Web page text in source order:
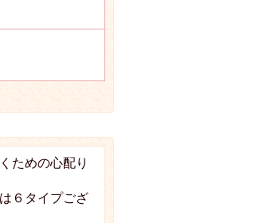
ための心配り
６タイプござ